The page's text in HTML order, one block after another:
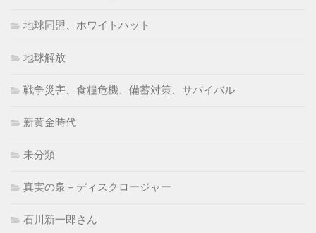
地球同盟、ホワイトハット
地球解放
戦争災害、食糧危機、備蓄対策、サバイバル
新黄金時代
未分類
真実の泉－ディスクロージャー
石川新一郎さん